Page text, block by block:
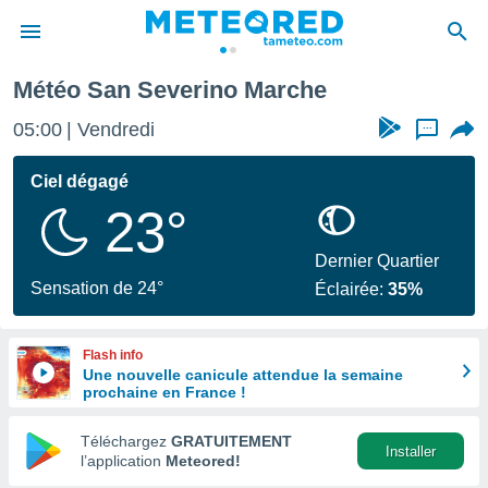
de
en
Météo San Severino Marche
05:00 Vendredi ...
Ciel dégagé
23°
Sensation de 24°
Dernier Quartier
Éclairée:35%
Flash info
Une nouvelle canicule attendue la semaine
prochaine en France !
Téléchargez GRATUITEMENT
l’application Meteored!
Installer